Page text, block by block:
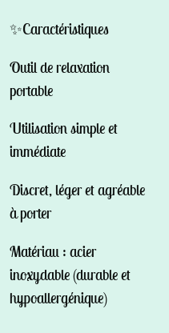
✨Caractéristiques
Outil de relaxation
portable
Utilisation simple et
immédiate
Discret, léger et agréable
à porter
Matériau : acier
inoxydable (durable et
hypoallergénique)